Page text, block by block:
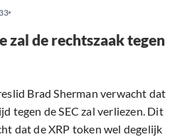
zal de rechtszaak tegen
Brad Sherman verwacht dat
tegen de SEC zal verliezen. Dit
dat de XRP token wel degelijk